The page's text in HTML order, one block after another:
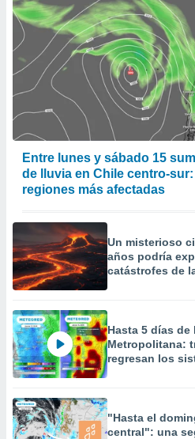
Entre lunes y sábado 15
de lluvia en Chile centro-
regiones más afectadas
Un misterioso
años podría
catástrofes de
Hasta 5 días
Metropolitana:
regresan los
"Hasta el
central": una